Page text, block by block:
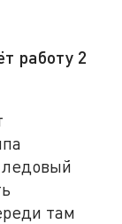
работу 2
там